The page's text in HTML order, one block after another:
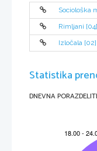
hraniti.
je opazna delitev
Sociološka
Rimljani [04]
Izločala
Statistika
DNEVNA